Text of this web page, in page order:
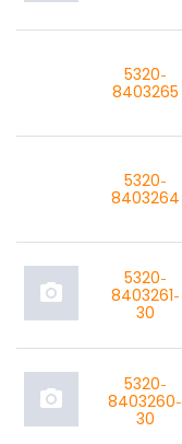
5320-
8403265
5320-
8403264
photo_camera
5320-
8403261-
30
photo_camera
5320-
8403260-
30